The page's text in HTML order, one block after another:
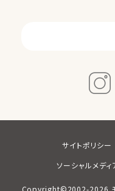
Copyright©2002-2026
サイトポリシー
ソーシャルメディ